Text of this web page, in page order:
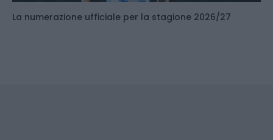
La numerazione ufficiale per la stagione 2026/27